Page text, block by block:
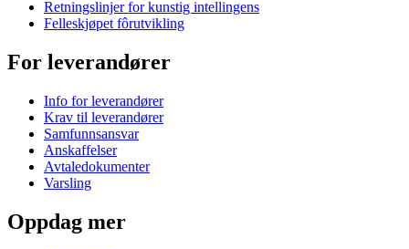
Retningslinjer for kunstig intellingens
Felleskjøpet fôrutvikling
For leverandører
Info for leverandører
Krav til leverandører
Samfunnsansvar
Anskaffelser
Avtaledokumenter
Varsling
Oppdag mer